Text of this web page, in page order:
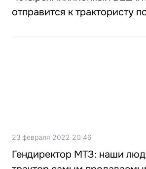
отправится к трактористу
23 февраля 2022 20:46
Гендиректор МТЗ: наши